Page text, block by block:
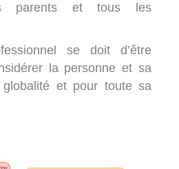
parents et tous les
se doit d’être
la personne et sa
et pour toute sa